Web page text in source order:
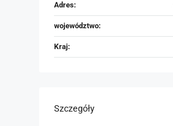
Adres:
województwo:
Kraj:
Szczegóły